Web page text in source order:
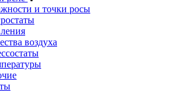
и точки росы
воздуха